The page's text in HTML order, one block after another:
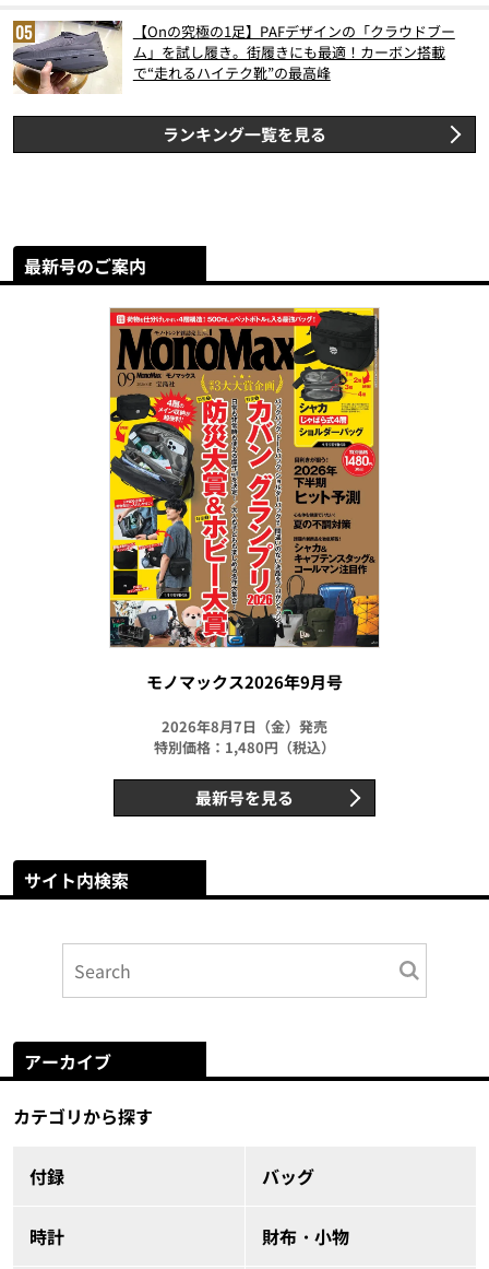
【Onの究極の1足】PAFデザインの「クラウドブー
ム」を試し履き。街履きにも最適！カーボン搭載
で“走れるハイテク靴”の最高峰
ランキング一覧を見る
最新号のご案内
モノマックス2026年9月号
2026年8月7日（金）発売
特別価格：1,480円（税込）
最新号を見る
サイト内検索
アーカイブ
カテゴリから探す
付録 バッグ
時計 財布・小物